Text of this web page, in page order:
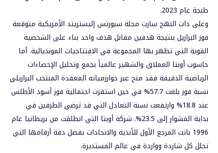
طنجة عام 2023.
وعلى ذات النهج سارت مجلة سبورتس إليستريتد الأمريكية متوقعة
فوز البرازيل بنتيجة هدفين مقابل هدف واحد بناء على الشخصية
القوية التي تظهر بها المجموعة في الافتتاحيات المونديالية. أما
حاسوب أوبتا العملاق والشهير عالمياً بجمع وتحليل الإحصاءات
الرياضية الدقيقة فقد منح عبر خوارزمياته المعقدة المنتخب البرازيلي
نسبة فوز بلغت 57.7% في حين استقرت احتمالية فوز أسود الأطلس
عند 18.8% وارتفعت نسبة التعادل التي قد ترضي الطرفين في
بداية المشوار إلى 23.5%. شركة أوبتا التي انطلقت من بريطانيا عام
1996 باتت المرجع الأول للأندية والاتحادات بفضل دقة أرقامها التي
تحلل كل شاردة وواردة في عالم المستديرة.